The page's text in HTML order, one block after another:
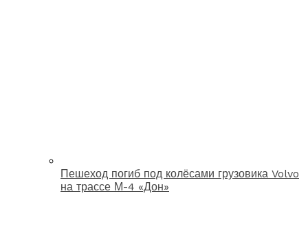
Пешеход погиб под колёсами грузовика Volvo
на трассе М-4 «Дон»